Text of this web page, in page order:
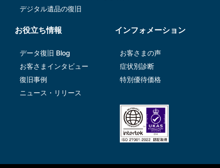
デジタル遺品の復旧
お役立ち情報
データ復旧 Blog
お客さまインタビュー
復旧事例
ニュース・リリース
インフォメーション
お客さまの声
症状別診断
特別優待価格